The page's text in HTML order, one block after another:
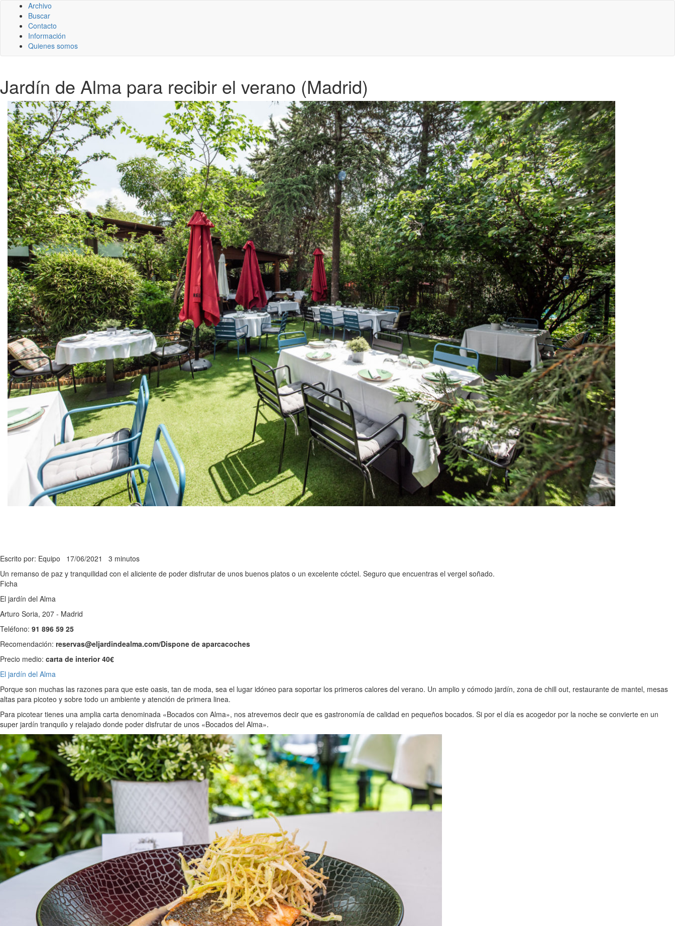
Archivo
Buscar
Contacto
Información
Quienes somos
Jardín de Alma para recibir el verano (Madrid)
Escrito por: Equipo 17/06/2021 3 minutos
Un remanso de paz y tranquilidad con el aliciente de poder disfrutar de unos buenos platos o un excelente cóctel. Seguro que encuentras el vergel soñado.
Ficha
El jardín del Alma
Arturo Soria, 207 - Madrid
Teléfono: 91 896 59 25
Recomendación: reservas@eljardindealma.com/Dispone de aparcacoches
Precio medio: carta de interior 40€
El jardín del Alma
Porque son muchas las razones para que este oasis, tan de moda, sea el lugar idóneo para soportar los primeros calores del verano. Un amplio y cómodo jardín, zona de chill out, restaurante de mantel, mesas
altas para picoteo y sobre todo un ambiente y atención de primera linea.
Para picotear tienes una amplia carta denominada «Bocados con Alma», nos atrevemos decir que es gastronomía de calidad en pequeños bocados. Si por el día es acogedor por la noche se convierte en un
super jardín tranquilo y relajado donde poder disfrutar de unos «Bocados del Alma».